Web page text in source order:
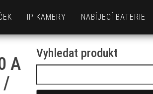
IP KAMERY NABÍJECÍ BATERIE
A
/
Vyhledat produkt